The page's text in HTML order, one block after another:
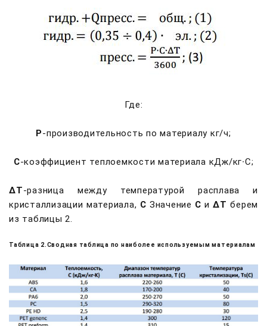
Где:
P-производительность по материалу кг/ч;
С-коэффициент теплоемкости материала кДж/кг∙С;
ΔТ-разница между температурой расплава и
кристаллизации материала, С Значение С иΔТ берем
из таблицы 2.
Таблица 2.Сводная таблица по наиболее используемым материалам